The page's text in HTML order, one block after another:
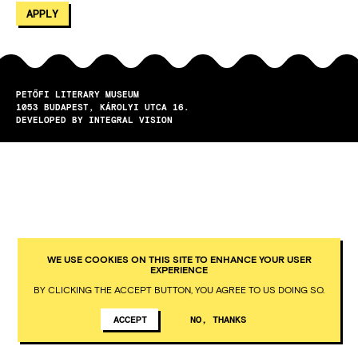
PETŐFI LITERARY MUSEUM
1053
BUDAPEST
KÁROLYI UTCA 16.
DEVELOPED BY INTEGRAL VISION
WE USE COOKIES ON THIS SITE TO ENHANCE YOUR USER
EXPERIENCE
BY CLICKING THE ACCEPT BUTTON, YOU AGREE TO US DOING SO.
ACCEPT NO, THANKS